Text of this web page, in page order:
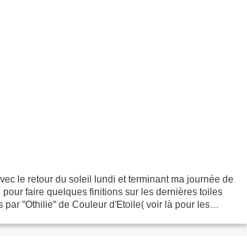
le retour du soleil lundi et terminant ma journée de
pour faire quelques finitions sur les dernières toiles
par "Othilie" de Couleur d'Etoile( voir là pour les